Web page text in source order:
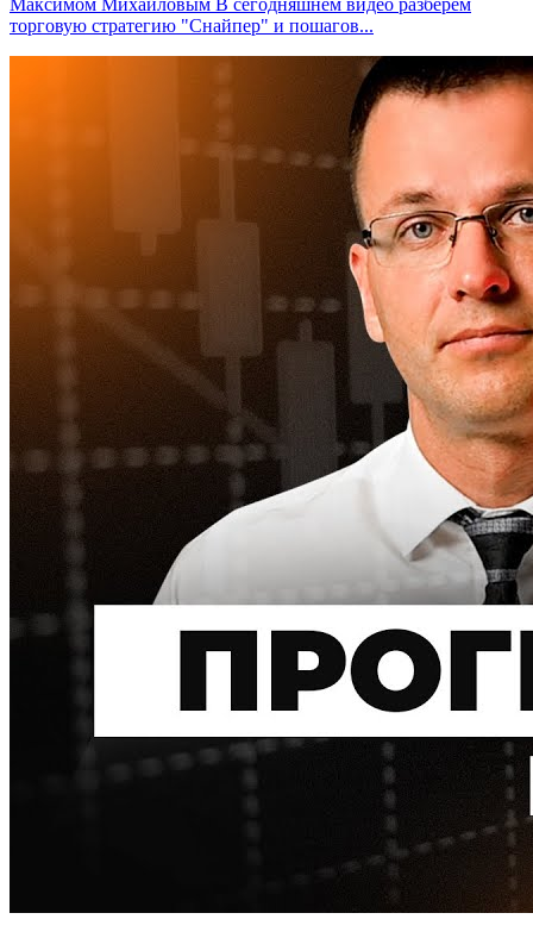
Максимом Михайловым В сегодняшнем видео разберем
торговую стратегию "Снайпер" и пошагов...